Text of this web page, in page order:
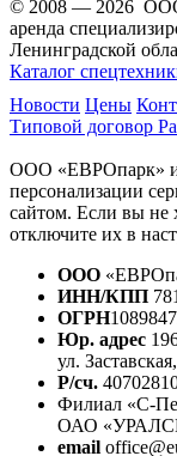
© 2008 — 2026
аренда
Ленинградской
Каталог
Новости Цены
Типовой договор
ООО «ЕВРОпарк»
персонализации
сайтом. Если вы не
отключите их в
ООО
ИНН/КПП
ОГРН
Юр. адрес
ул.
Р/сч.
Филиал «С-
ОАО
email